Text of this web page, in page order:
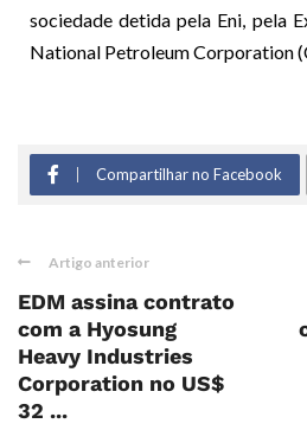
sociedade detida pela Eni, pela
National Petroleum Corporation
Compartilhar no Facebook
Artigo anterior
EDM assina contrato
com a Hyosung
Heavy Industries
Corporation no US$
32 ...